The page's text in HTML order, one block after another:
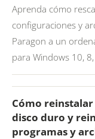
Aprenda cómo
configuraciones y
Paragon a un
para Windows 10, 8,
Cómo
disco duro y
programas y